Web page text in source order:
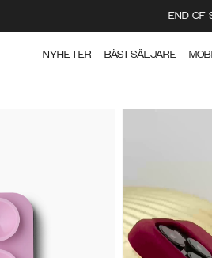
END OF
NYHETER BÄSTSÄLJARE